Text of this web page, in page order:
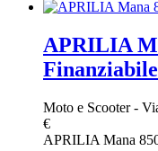
APRILIA
Finanziabile
Moto e Scooter-
€
APRILIA Mana